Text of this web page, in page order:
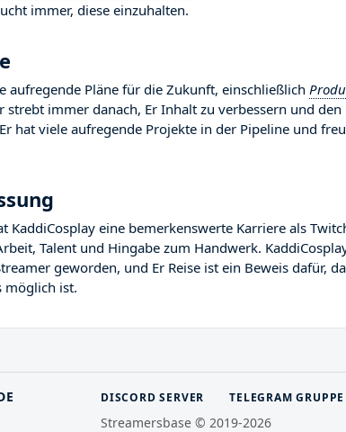
immer, diese einzuhalten.
aufregende Pläne für die Zukunft, einschließlich
strebt immer danach, Er Inhalt zu verbessern und
hat viele aufregende Projekte in der Pipeline und
KaddiCosplay eine bemerkenswerte Karriere als
Talent und Hingabe zum Handwerk.
geworden, und Er Reise ist ein Beweis dafür,
möglich ist.
DISCORD SERVER TELEGRAM GRUPPE
Streamersbase © 2019-2026